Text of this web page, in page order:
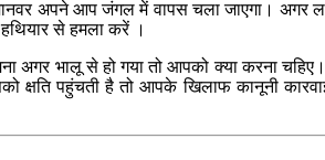
अपने आप जंगल में वापस चला जाएगा। अगर
से हमला करें ।
अगर भालू से हो गया तो आपको क्या करना
पहुंचती है तो आपके खिलाफ कानूनी कारवाई